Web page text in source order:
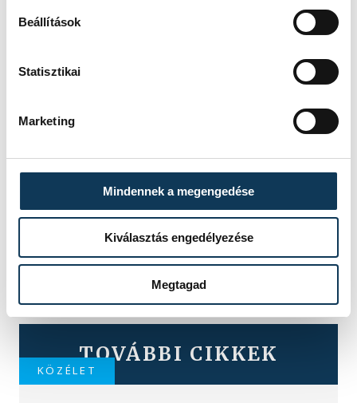
Beállítások
Statisztikai
Marketing
Mindennek a megengedése
Kiválasztás engedélyezése
Megtagad
TOVÁBBI CIKKEK
KÖZÉLET